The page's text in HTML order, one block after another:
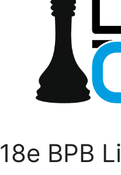
18e BPB